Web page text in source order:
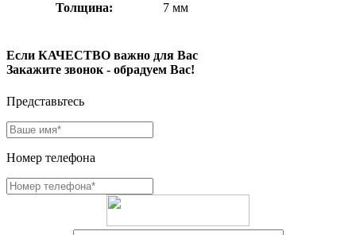
Толщина: 7 мм
Если КАЧЕСТВО важно для Вас
Закажите звонок - обрадуем Вас!
Представьтесь
Номер телефона